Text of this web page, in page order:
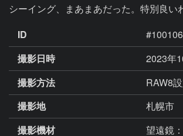
シーイング、まあまあだった。特別良い
ID
#100106
撮影日時
2023年
撮影方法
RAW8
撮影地
札幌市
撮影機材
望遠鏡